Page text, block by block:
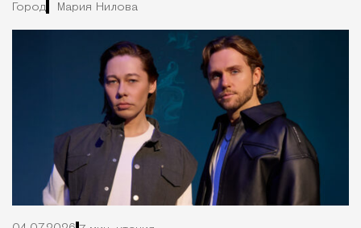
Город Мария Нилова